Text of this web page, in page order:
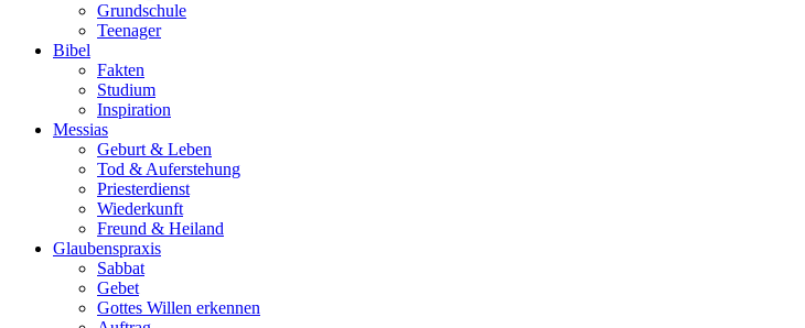
Grundschule
Teenager
Bibel
Fakten
Studium
Inspiration
Messias
Geburt & Leben
Tod & Auferstehung
Priesterdienst
Wiederkunft
Freund & Heiland
Glaubenspraxis
Sabbat
Gebet
Gottes Willen erkennen